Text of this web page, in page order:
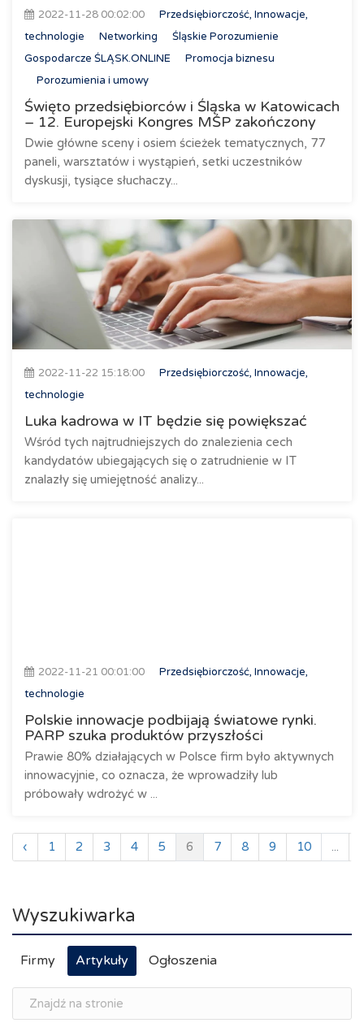
2022-11-28 00:02:00
Przedsiębiorczość, Innowacje,
technologie
Networking
Śląskie Porozumienie
Gospodarcze ŚLĄSK.ONLINE
Promocja biznesu
Porozumienia i umowy
Święto przedsiębiorców i Śląska w Katowicach
– 12. Europejski Kongres MŚP zakończony
Dwie główne sceny i osiem ścieżek tematycznych, 77
paneli, warsztatów i wystąpień, setki uczestników
dyskusji, tysiące słuchaczy...
2022-11-22 15:18:00
Przedsiębiorczość, Innowacje,
technologie
Luka kadrowa w IT będzie się powiększać
Wśród tych najtrudniejszych do znalezienia cech
kandydatów ubiegających się o zatrudnienie w IT
znalazły się umiejętność analizy...
2022-11-21 00:01:00
Przedsiębiorczość, Innowacje,
technologie
Polskie innowacje podbijają światowe rynki.
PARP szuka produktów przyszłości
Prawie 80% działających w Polsce firm było aktywnych
innowacyjnie, co oznacza, że wprowadziły lub
próbowały wdrożyć w ...
‹ 1 2 3 4 5 6 7 8 9 10 ...
Wyszukiwarka
Firmy Artykuły Ogłoszenia